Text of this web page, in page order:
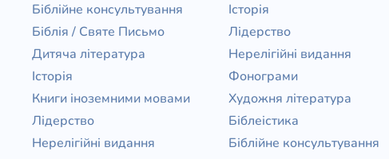
Біблійне консультування
Біблія / Святе Письмо
Дитяча література
Історія
Книги іноземними мовами
Лідерство
Нерелігійні видання
Історія
Лідерство
Нерелігійні видання
Фонограми
Художня література
Біблеістика
Біблійне консультування